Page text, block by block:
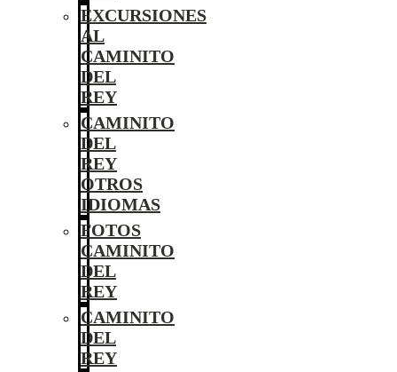
EXCURSIONES
AL
CAMINITO
DEL
REY
CAMINITO
DEL
REY
OTROS
IDIOMAS
FOTOS
CAMINITO
DEL
REY
CAMINITO
DEL
REY